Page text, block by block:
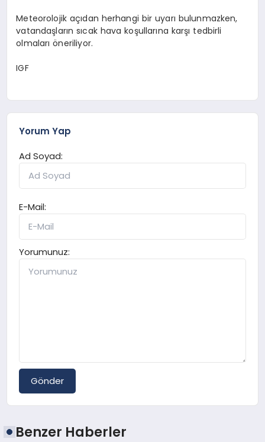
Meteorolojik açıdan herhangi bir uyarı bulunmazken,
vatandaşların sıcak hava koşullarına karşı tedbirli
olmaları öneriliyor.
IGF
Yorum Yap
Ad Soyad:
E-Mail:
Yorumunuz:
Gönder
Benzer Haberler